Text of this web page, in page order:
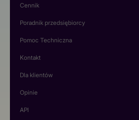
Cennik
Poradnik przedsiębiorcy
Pomoc Techniczna
Kontakt
Dla klientów
Opinie
API